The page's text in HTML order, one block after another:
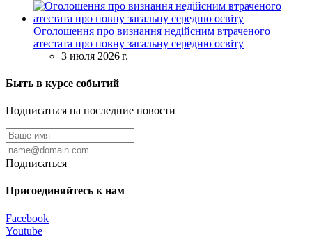
Оголошення про визнання недійсним втраченого
атестата про повну загальну середню освіту
3 июля 2026 г.
Быть в курсе событий
Подписаться на последние новости
Подписаться
Присоединяйтесь к нам
Facebook
Youtube